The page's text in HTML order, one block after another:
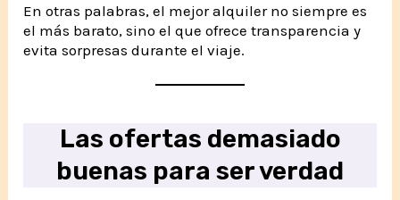
En otras palabras, el mejor alquiler no siempre es
el más barato, sino el que ofrece transparencia y
evita sorpresas durante el viaje.
Las ofertas demasiado
buenas para ser verdad